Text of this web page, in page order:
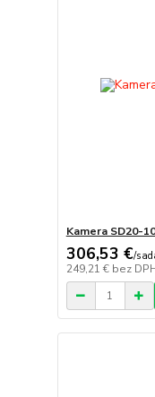
Kamera SD20-
306,53 €/
249,21 € bez